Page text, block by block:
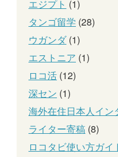
エジプト (1)
タンゴ留学 (28)
ウガンダ(1)
エストニア (1)
ロコ活 (12)
深セン (1)
海外在住日本人イン
ライター寄稿 (8)
ロコタビ使い方ガイ